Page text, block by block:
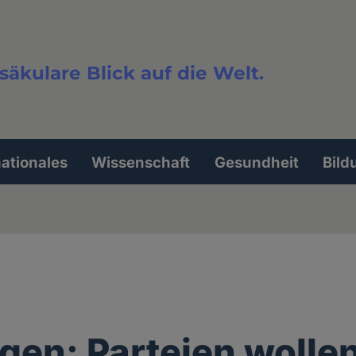
Blick auf die Welt.
Wissenschaft Gesundheit